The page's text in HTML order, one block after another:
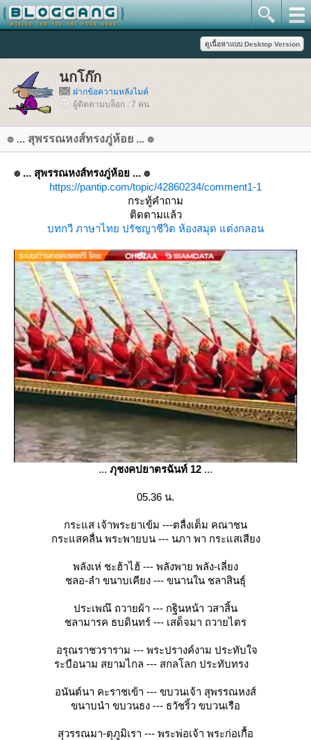
นกโก๊ก
ฝากข้อความหลังไมค์
ผู้ติดตามบล็อก : 7 คน
๏ ... สุพรรณหงส์ทรงภู่ห้อย ... ๏
๏ ... สุพรรณหงส์ทรงภู่ห้อย ... ๏
https://pantip.com/topic/42860234/comment1-1
กระทู้คำถาม
ติดตามแล้ว
บทกวี ภาษาไท ปรัชญาชีวิต ห้องสมุด ต่งกลอน
... ภุชงคปยาตรฉันท์ 12 ...
05.36 น.
กระแส เจ้าพระยาเข้ม ---ตลื่งเต็ม คณาชน
กระแสคลื่น พระพายบน --- นภา พา กระแสเสียง
พลังเห่ ชะฮ้าไฮ้ --- พลังพาย พลัง-เลี่ยง
ชลอ-ลำ ขนาบเคียง --- ขนานใน ชลาสินธุ์
ประเพณึ ถวายผ้า --- กฐินหน้า วสาสิ้น
ชลามารค ธบดินทร์ --- เสด็จมา ถวายไตร
อรุณราชวราราม --- พระปรางค์งาม ประทับใจ
ระบือนาม สยามไกล --- สกลโลก ประทับทรง
อนันต์นา คะราชเข้า --- ขบวนเจ้า สุพรรณหงส์
ขนาบนำ ขบวนธง --- ธวัชริ้ว ขบวนเรือ
สุวรรณมา-ตุภูมิเรา --- พระพ่อเจ้า พระก่อเกื้อ